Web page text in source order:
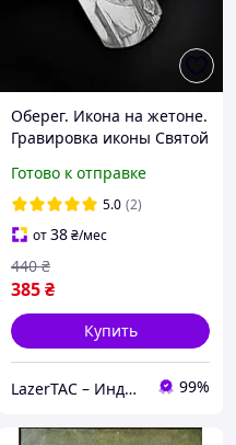
Оберег. Икона на жетоне.
Гравировка иконы Святой
Первозванный
Готово к отправке
5.0 (2)
от38₴/мес
385₴
440 ₴
Купить
LazerTAC – Индивидуальные подарки | L-TAC™ 99%